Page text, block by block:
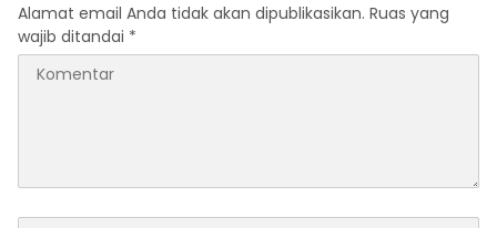
Alamat email Anda tidak akan dipublikasikan. Ruas yang
wajib ditandai *